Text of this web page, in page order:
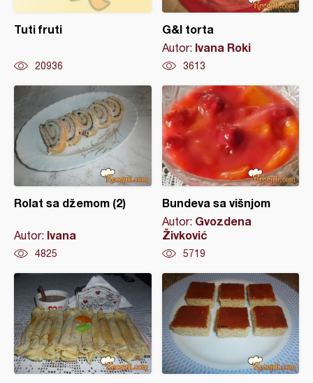
Tuti fruti
20936
G&I torta
Autor: Ivana Roki
3613
Rolat sa džemom (2)
Autor: Ivana
4825
Bundeva sa višnjom
Autor: Gvozdena
Živković
5719